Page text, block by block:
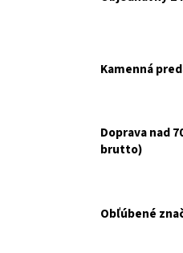
Kamenná
Doprava nad
brutto)
Obľúbené